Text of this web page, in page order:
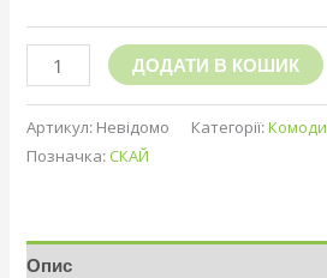
ДОДАТИ В КОШИК
Артикул: Невідомо Категорії:Комоди
Позначка: СКАЙ
Опис